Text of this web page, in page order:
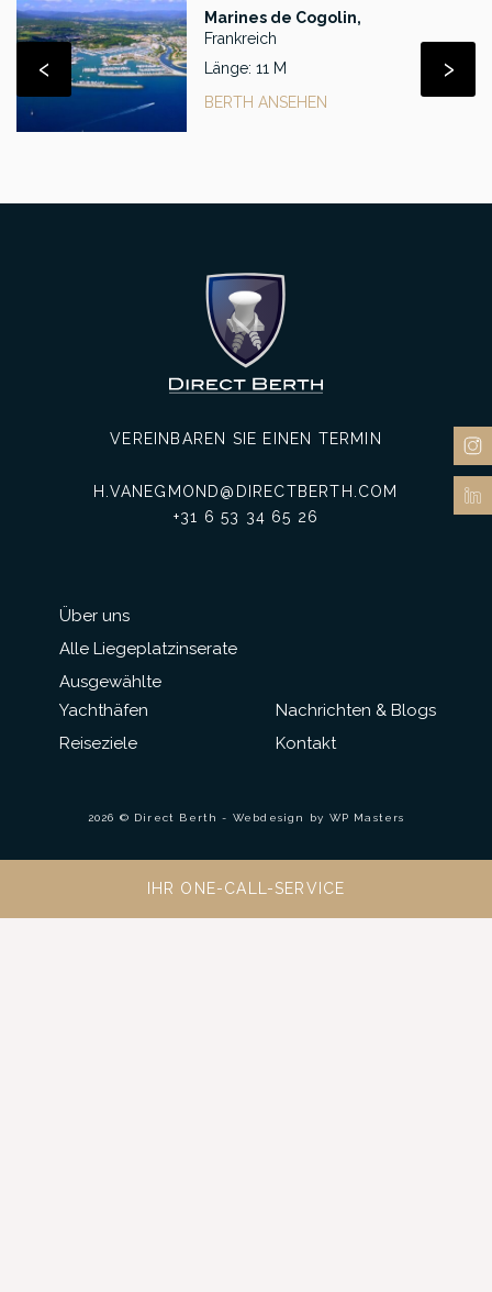
Marines de Cogolin,
Frankreich
Länge: 11 M
BERTH ANSEHEN
‹ ›
Über uns
Alle Liegeplatzinserate
Ausgewählte
Yachthäfen
Reiseziele
VEREINBAREN SIE EINEN TERMIN
H.VANEGMOND@DIRECTBERTH.COM
+31 6 53 34 65 26
Nachrichten & Blogs
Kontakt
2026 © Direct Berth - Webdesign by WP Masters
IHR ONE-CALL-SERVICE